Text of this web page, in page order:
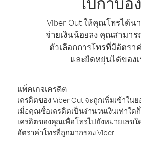
Viber Out ให้คุณโทรได้น
จ่ายเงินน้อยลง คุณสามาร
ตัวเลือกการโทรที่มีอัตรา
และยืดหยุ่นได้ของเ
แพ็คเกจเครดิต
เครดิตของ Viber Out จะถูกเพิ่มเข้าใน
เมื่อคุณซื้อเครดิตเป็นจำนวนเงินเท่าใ
เครดิตของคุณเพื่อโทรไปยังหมายเลข
อัตราค่าโทรที่ถูกมากของ Viber